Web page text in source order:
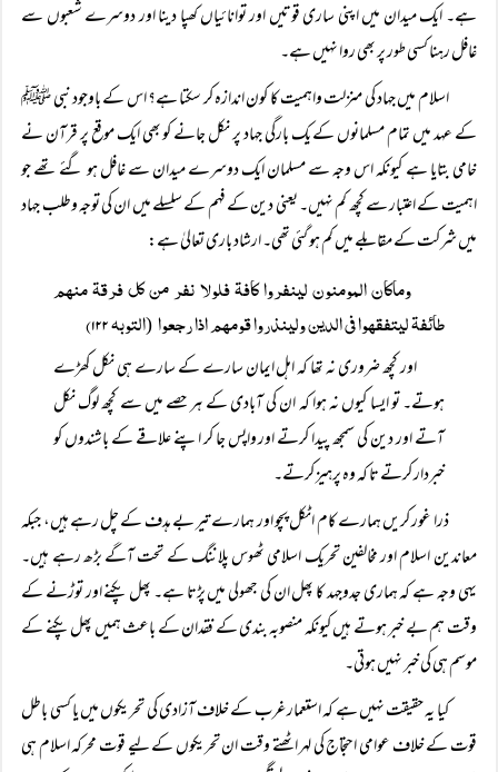
ہے۔ ایک میدان میں اپنی ساری قوتیں اور توانائیاں کھپا دینا اور دوسرے شعبوں سے
غافل رہنا کسی طور پر بھی روا نہیں ہے۔
اسلام میں جہاد کی منزلت واہمیت کا کون اندازہ کر سکتا ہے؟ اس کے باوجود نبی ﷺ
کے عہد میں تمام مسلمانوں کے یک بارگی جہاد پر نکل جانے کو بھی ایک موقع پر قرآن نے
خامی بتایا ہے کیونکہ اس وجہ سے مسلمان ایک دوسرے میدان سے غافل ہو گئے تھے جو
اہمیت کے اعتبار سے کچھ کم نہیں۔ یعنی دین کے فہم کے سلسلے میں ان کی توجہ وطلب جہاد
میں شرکت کے مقابلے میں کم ہو گئی تھی۔ ارشاد باری تعالیٰ ہے:
وماکان المومنون لینفروا کافۃ فلولا نفر من کل فرقۃ منہم
طائفۃ لیتفقہوا فی الدین ولینذروا قومہم اذا رجعوا(التوبہ ۱۲۲)
اور کچھ ضروری نہ تھا کہ اہل ایمان سارے کے سارے ہی نکل کھڑے
ہوتے۔ تو ایسا کیوں نہ ہوا کہ ان کی آبادی کے ہر حصے میں سے کچھ لوگ نکل
آتے اور دین کی سمجھ پیدا کرتے اور واپس جا کر اپنے علاقے کے باشندوں کو
خبردار کرتے تا کہ وہ پرہیز کرتے۔
ذرا غور کریں ہمارے کام اٹکل پچو اور ہمارے تیر بے ہدف کے چل رہے ہیں، جبکہ
معاندین اسلام اور مخالفین تحریک اسلامی ٹھوس پلاننگ کے تحت آگے بڑھ رہے ہیں۔
یہی وجہ ہے کہ ہماری جدوجہد کا پھل ان کی جھولی میں پڑتا ہے۔ پھل پکنے اور توڑنے کے
وقت ہم بے خبر ہوتے ہیں کیونکہ منصوبہ بندی کے فقدان کے باعث ہمیں پھل پکنے کے
موسم ہی کی خبر نہیں ہوتی۔
کیا یہ حقیقت نہیں ہے کہ استعمار غرب کے خلاف آزادی کی تحریکوں میں یا کسی باطل
قوت کے خلاف عوامی احتجاج کی لہر اٹھتے وقت ان تحریکوں کے لیے قوت محرکہ اسلام ہی